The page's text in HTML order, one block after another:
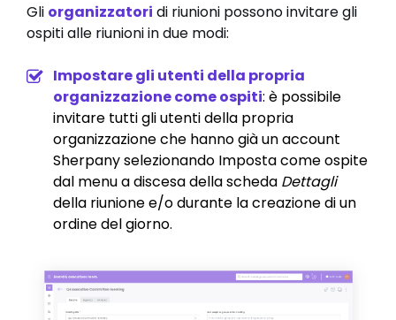
Gli organizzatori di riunioni possono invitare gli
ospiti alle riunioni in due modi:
Impostare gli utenti della propria
organizzazione comeospiti: è possibile
invitare tutti gli utenti della propria
organizzazione che hanno già un account
Sherpany selezionando Imposta come ospite
dal menu a discesa della scheda Dettagli
della riunione e/o durante la creazione di un
ordine del giorno.